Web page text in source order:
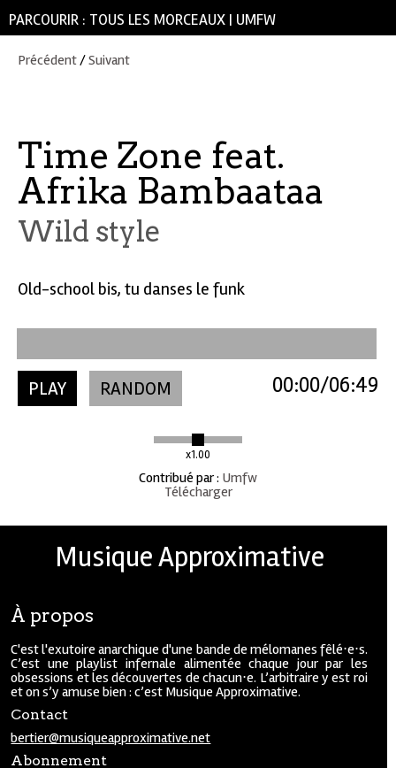
PARCOURIR : TOUS LES MORCEAUX | UMFW
Précédent/Suivant
Time Zone feat.
Afrika Bambaataa
Wild style
Old-school bis, tu danses le funk
PLAY RANDOM
x1.00
06:49
00:00
Contribué par: Umfw
Télécharger
Musique Approximative
À propos
C'est l'exutoire anarchique d'une bande de mélomanes fêlé⋅e⋅s.
C’est une playlist infernale alimentée chaque jour par les
obsessions et les découvertes de chacun⋅e. L’arbitraire y est roi
et on s’y amuse bien : c’est Musique Approximative.
Contact
bertier@musiqueapproximative.net
Abonnement